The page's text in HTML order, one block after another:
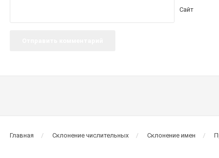
Сайт
Главная Склонение числительных Склонение имен